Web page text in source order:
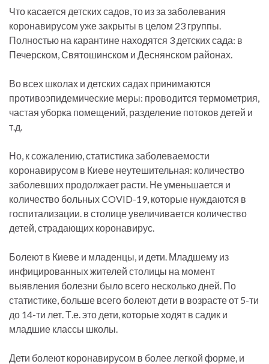
Что касается детских садов, то из за заболевания
коронавирусом уже закрыты в целом 23 группы.
Полностью на карантине находятся 3 детских сада: в
Печерском, Святошинском и Деснянском районах.
Во всех школах и детских садах принимаются
противоэпидемические меры: проводится термометрия,
частая уборка помещений, разделение потоков детей и
т.д.
Но, к сожалению, статистика заболеваемости
коронавирусом в Киеве неутешительная: количество
заболевших продолжает расти. Не уменьшается и
количество больных COVID-19, которые нуждаются в
госпитализации. в столице увеличивается количество
детей, страдающих коронавирус.
Болеют в Киеве и младенцы, и дети. Младшему из
инфицированных жителей столицы на момент
выявления болезни было всего несколько дней. По
статистике, больше всего болеют дети в возрасте от 5-ти
до 14-ти лет. Т.е. это дети, которые ходят в садик и
младшие классы школы.
Дети болеют коронавирусом в более легкой форме, и